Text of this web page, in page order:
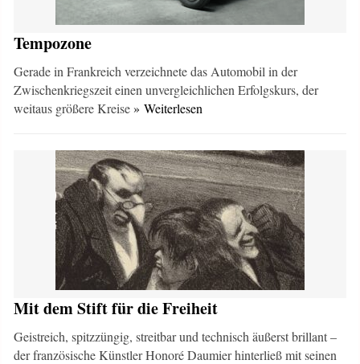
Tempozone
Gerade in Frankreich verzeichnete das Automobil in der
Zwischenkriegszeit einen unvergleichlichen Erfolgskurs, der
weitaus größere Kreise» Weiterlesen
Mit dem Stift für die Freiheit
Geistreich, spitzzüngig, streitbar und technisch äußerst brillant –
der französische Künstler Honoré Daumier hinterließ mit seinen